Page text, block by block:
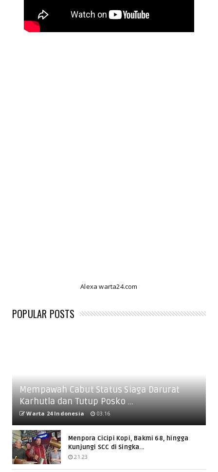
Alexa warta24.com
POPULAR POSTS
Mempawah Cabut Status Siaga Darurat
Karhutla dan Tutup Posko ...
Warta 24 Indonesia 03.16
Menpora Cicipi Kopi, Bakmi 68, hingga
Kunjungi SCC di Singka...
21.23